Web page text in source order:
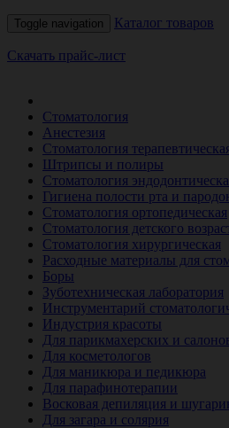
Toggle navigation Каталог товаров
Скачать прайс-лист
Стоматология
Анестезия
Стоматология
Штрипсы и полиры
Стоматология
Гигиена полости рта и
Стоматология ортопедическая
Стоматология детского
Стоматология хирургическая
Расходные материалы для
Боры
Зуботехническая лаборатория
Инструментарий
Индустрия красоты
Для парикмахерских и
Для косметологов
Для маникюра и педикюра
Для парафинотерапии
Восковая депиляция и
Для загара и солярия